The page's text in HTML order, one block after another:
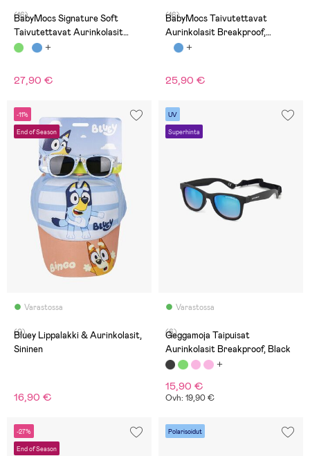
(16)
BabyMocs Signature Soft
Taivutettavat Aurinkolasit
Breakproof, Khaki
27,90 €
(16)
BabyMocs Taivutettavat
Aurinkolasit Breakproof,
Punaiset
25,90 €
-11%
End of Season
Varastossa
(0)
Bluey Lippalakki & Aurinkolasit,
Sininen
16,90 €
UV
Superhinta
Varastossa
(6)
Geggamoja Taipuisat
Aurinkolasit Breakproof, Black
15,90 €
Ovh: 19,90 €
-27%
End of Season
Polarisoidut